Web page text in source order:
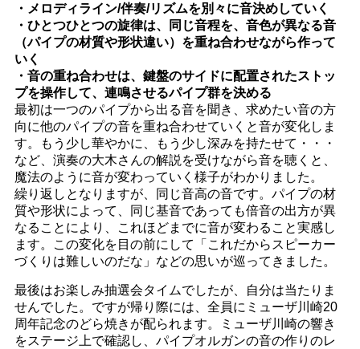
・メロディライン/伴奏/リズムを別々に音決めしていく
・ひとつひとつの旋律は、同じ音程を、音色が異なる音
（パイプの材質や形状違い）を重ね合わせながら作って
いく
・音の重ね合わせは、鍵盤のサイドに配置されたストッ
プを操作して、連鳴させるパイプ群を決める
最初は一つのパイプから出る音を聞き、求めたい音の方
向に他のパイプの音を重ね合わせていくと音が変化しま
す。もう少し華やかに、もう少し深みを持たせて・・・
など、演奏の大木さんの解説を受けながら音を聴くと、
魔法のように音が変わっていく様子がわかりました。
繰り返しとなりますが、同じ音高の音です。パイプの材
質や形状によって、同じ基音であっても倍音の出方が異
なることにより、これほどまでに音が変わること実感し
ます。この変化を目の前にして「これだからスピーカー
づくりは難しいのだな」などの思いが巡ってきました。
最後はお楽しみ抽選会タイムでしたが、自分は当たりま
せんでした。ですが帰り際には、全員にミューザ川崎20
周年記念のどら焼きが配られます。ミューザ川崎の響き
をステージ上で確認し、パイプオルガンの音の作りのレ